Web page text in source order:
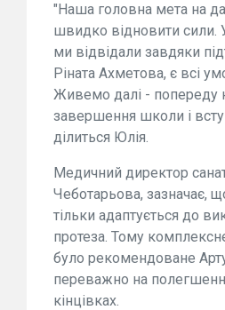
"Наша головна мета на
швидко відновити сили.
ми відвідали завдяки
Ріната Ахметова, є всі
Живемо далі - попереду
завершення школи і
ділиться Юлія.
Медичний директор
Чеботарьова, зазначає,
тільки адаптується до
протеза. Тому
було рекомендоване
переважно на
кінцівках.